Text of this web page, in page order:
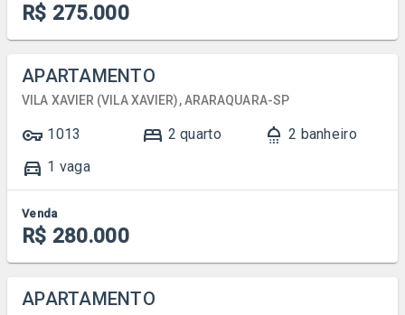
R$ 275.000
APARTAMENTO
VILA XAVIER (VILA XAVIER), ARARAQUARA-SP
vpn_key 1013 bed 2 quarto shower 2 banheiro
directions_car 1 vaga
Venda
R$ 280.000
APARTAMENTO